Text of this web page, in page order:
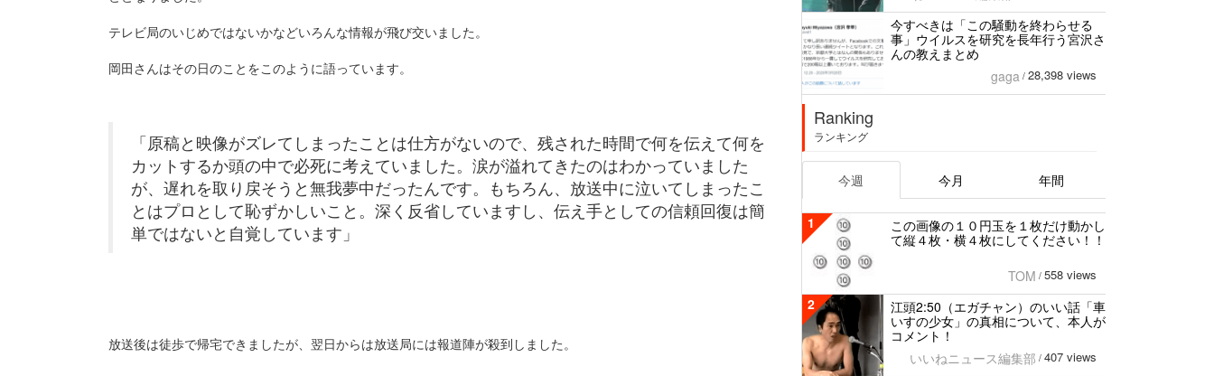
テレビ局のいじめではないかなどいろんな情報が飛び交いました。
岡田さんはその日のことをこのように語っています。
「原稿と映像がズレてしまったことは仕方がないので、残された時間で何を伝えて何を
カットするか頭の中で必死に考えていました。涙が溢れてきたのはわかっていました
が、遅れを取り戻そうと無我夢中だったんです。もちろん、放送中に泣いてしまったこ
とはプロとして恥ずかしいこと。深く反省していますし、伝え手としての信頼回復は簡
単ではないと自覚しています」
放送後は徒歩で帰宅できましたが、翌日からは放送局には報道陣が殺到しました。
今すべきは「この騒動を終わらせる
事」ウイルスを研究を長年行う宮沢さ
んの教えまとめ
gaga / 28,398 views
Ranking
ランキング
今週 今月 年間
1
この画像の１０円玉を１枚だけ動かし
て縦４枚・横４枚にしてください！！
TOM / 558 views
2
江頭2:50（エガチャン）のいい話「車
いすの少女」の真相について、本人が
コメント！
いいねニュース編集部 / 407 views